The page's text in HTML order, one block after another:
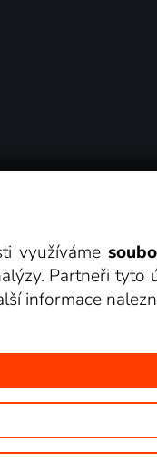
můžete sledovat v
využíváme
Partneři tyto
informace